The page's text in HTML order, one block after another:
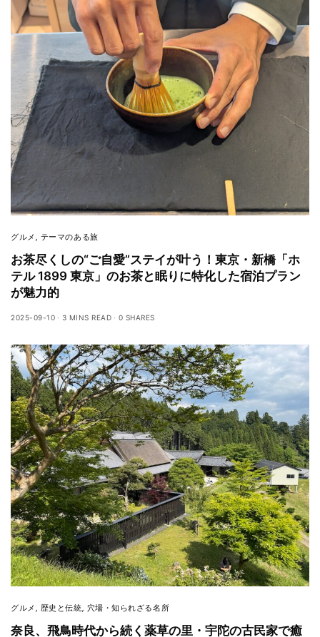
グルメ テーマのある旅
お茶尽くしの“ご自愛”ステイが叶う！東京・新橋「ホ
テル 1899 東京」のお茶と眠りに特化した宿泊プラン
が魅力的
2025-09-10 3 MINS READ 0 SHARES
グルメ 歴史と伝統 穴場・知られざる名所
奈良、飛鳥時代から続く薬草の里・宇陀の古民家で癒